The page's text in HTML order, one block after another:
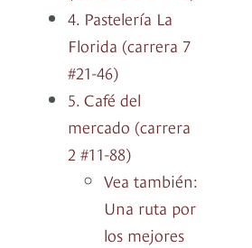
4. Pastelería La
Florida (carrera 7
#21-46)
5. Café del
mercado (carrera
2 #11-88)
Vea también:
Una ruta por
los mejores